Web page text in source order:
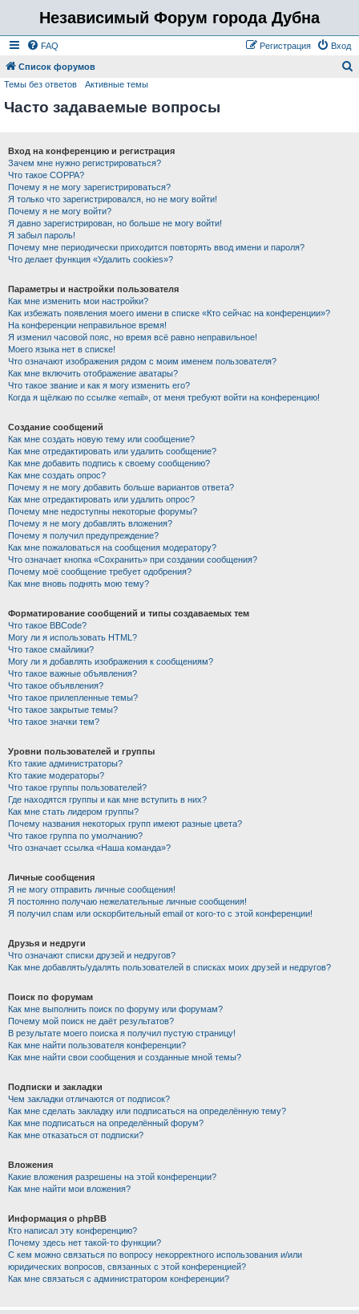
Независимый Форум города Дубна
FAQ Вход
Регистрация
Список форумов
Темы без ответов Активные темы
Часто задаваемые вопросы
Вход на конференцию и регистрация
Зачем мне нужно регистрироваться?
Что такое COPPA?
Почему я не могу зарегистрироваться?
Я только что зарегистрировался, но не могу войти!
Почему я не могу войти?
Я давно зарегистрирован, но больше не могу войти!
Я забыл пароль!
Почему мне периодически приходится повторять ввод имени и пароля?
Что делает функция «Удалить cookies»?
Параметры и настройки пользователя
Как мне изменить мои настройки?
Как избежать появления моего имени в списке «Кто сейчас на конференции»?
На конференции неправильное время!
Я изменил часовой пояс, но время всё равно неправильное!
Моего языка нет в списке!
Что означают изображения рядом с моим именем пользователя?
Как мне включить отображение аватары?
Что такое звание и как я могу изменить его?
Когда я щёлкаю по ссылке «email», от меня требуют войти на конференцию!
Создание сообщений
Как мне создать новую тему или сообщение?
Как мне отредактировать или удалить сообщение?
Как мне добавить подпись к своему сообщению?
Как мне создать опрос?
Почему я не могу добавить больше вариантов ответа?
Как мне отредактировать или удалить опрос?
Почему мне недоступны некоторые форумы?
Почему я не могу добавлять вложения?
Почему я получил предупреждение?
Как мне пожаловаться на сообщения модератору?
Что означает кнопка «Сохранить» при создании сообщения?
Почему моё сообщение требует одобрения?
Как мне вновь поднять мою тему?
Форматирование сообщений и типы создаваемых тем
Что такое BBCode?
Могу ли я использовать HTML?
Что такое смайлики?
Могу ли я добавлять изображения к сообщениям?
Что такое важные объявления?
Что такое объявления?
Что такое прилепленные темы?
Что такое закрытые темы?
Что такое значки тем?
Уровни пользователей и группы
Кто такие администраторы?
Кто такие модераторы?
Что такое группы пользователей?
Где находятся группы и как мне вступить в них?
Как мне стать лидером группы?
Почему названия некоторых групп имеют разные цвета?
Что такое группа по умолчанию?
Что означает ссылка «Наша команда»?
Личные сообщения
Я не могу отправить личные сообщения!
Я постоянно получаю нежелательные личные сообщения!
Я получил спам или оскорбительный email от кого-то с этой конференции!
Друзья и недруги
Что означают списки друзей и недругов?
Как мне добавлять/удалять пользователей в списках моих друзей и недругов?
Поиск по форумам
Как мне выполнить поиск по форуму или форумам?
Почему мой поиск не даёт результатов?
В результате моего поиска я получил пустую страницу!
Как мне найти пользователя конференции?
Как мне найти свои сообщения и созданные мной темы?
Подписки и закладки
Чем закладки отличаются от подписок?
Как мне сделать закладку или подписаться на определённую тему?
Как мне подписаться на определённый форум?
Как мне отказаться от подписки?
Вложения
Какие вложения разрешены на этой конференции?
Как мне найти мои вложения?
Информация о phpBB
Кто написал эту конференцию?
Почему здесь нет такой-то функции?
С кем можно связаться по вопросу некорректного использования и/или
юридических вопросов, связанных с этой конференцией?
Как мне связаться с администратором конференции?